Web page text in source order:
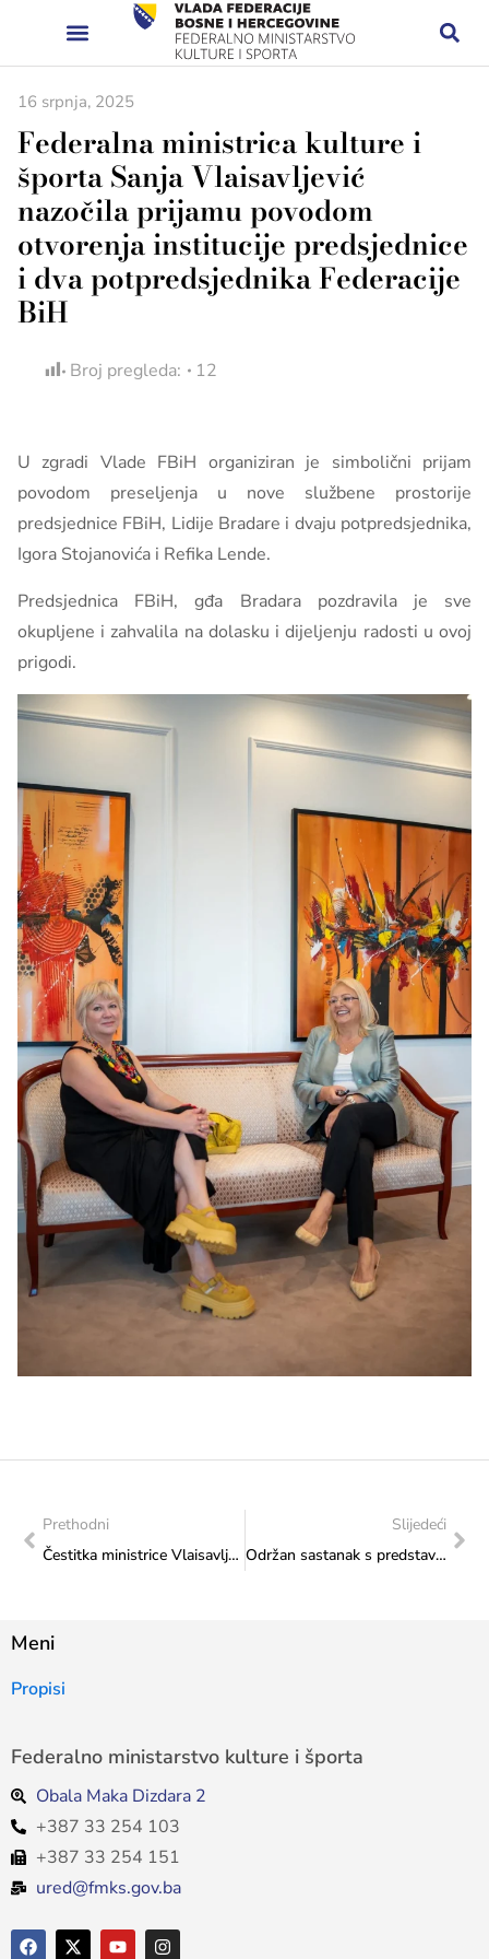
16 srpnja, 2025
Federalna ministrica kulture i
športa Sanja Vlaisavljević
nazočila prijamu povodom
otvorenja institucije predsjednice
i dva potpredsjednika Federacije
BiH
Broj pregleda: 12
U zgradi Vlade FBiH organiziran je simbolični prijam
povodom preseljenja u nove službene prostorije
predsjednice FBiH, Lidije Bradare i dvaju potpredsjednika,
Igora Stojanovića i Refika Lende.
Predsjednica FBiH, gđa Bradara pozdravila je sve
okupljene i zahvalila na dolasku i dijeljenju radosti u ovoj
prigodi.
Prethodni
Čestitka ministrice Vlaisavljević Općini Domaljevac-Šamac povodom održavanja Domaljevačke tkanice
Slijedeći
Održan sastanak s predstavnikom udruženja Artikulacija
Meni
Propisi
Federalno ministarstvo kulture i športa
Obala Maka Dizdara 2
+387 33 254 103
+387 33 254 151
ured@fmks.gov.ba